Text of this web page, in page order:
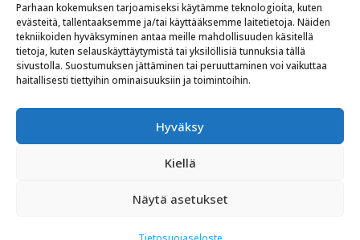
Parhaan kokemuksen tarjoamiseksi käytämme teknologioita, kuten
evästeitä, tallentaaksemme ja/tai käyttääksemme laitetietoja. Näiden
tekniikoiden hyväksyminen antaa meille mahdollisuuden käsitellä
tietoja, kuten selauskäyttäytymistä tai yksilöllisiä tunnuksia tällä
sivustolla. Suostumuksen jättäminen tai peruuttaminen voi vaikuttaa
haitallisesti tiettyihin ominaisuuksiin ja toimintoihin.
Hyväksy
Kiellä
Näytä asetukset
Ruohosuontie 3
02580 Siuntio
+358 10 574 2500
© Kraftmek Oy 2023. All rights reserved. Site by
Tietosuojaseloste